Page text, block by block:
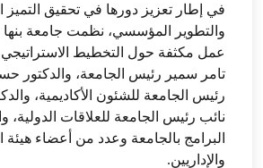
في إطار تعزيز دورها في تحقيق التميز
والتطوير المؤسسي، نظمت جامعة بنها
عمل مكثفة حول التخطيط
تامر سمير رئيس الجامعة، والدكتور
رئيس الجامعة للشئون الأكاديمية،
نائب رئيس الجامعة للعلاقات الدولية،
البرامج بالجامعة وعدد من أعضاء هيئة
والإداريين.